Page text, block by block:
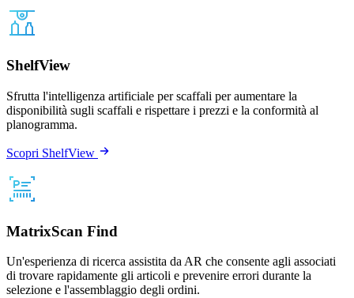
ShelfView
Sfrutta l'intelligenza artificiale per scaffali per aumentare la
disponibilità sugli scaffali e rispettare i prezzi e la conformità al
planogramma.
Scopri ShelfView
MatrixScan Find
Un'esperienza di ricerca assistita da AR che consente agli associati
di trovare rapidamente gli articoli e prevenire errori durante la
selezione e l'assemblaggio degli ordini.